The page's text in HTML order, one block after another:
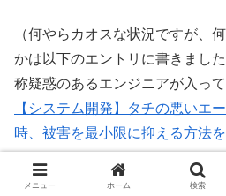
（何やらカオスな状況ですが、
かは以下のエントリに書きまし
称疑惑のあるエンジニアが入っ
【システム開発】タチの悪いエ
時、被害を最小限に抑える方法
メニュー ホーム 検索